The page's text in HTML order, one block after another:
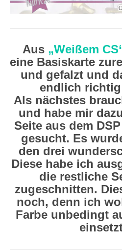
Aus „Weißem
eine Basiskarte
und gefalzt und
endlich
Als nächstes
und habe mir
Seite aus dem DSP
gesucht. Es
den drei
Diese habe ich
die restliche
zugeschnitten.
noch, denn ich
Farbe unbedingt